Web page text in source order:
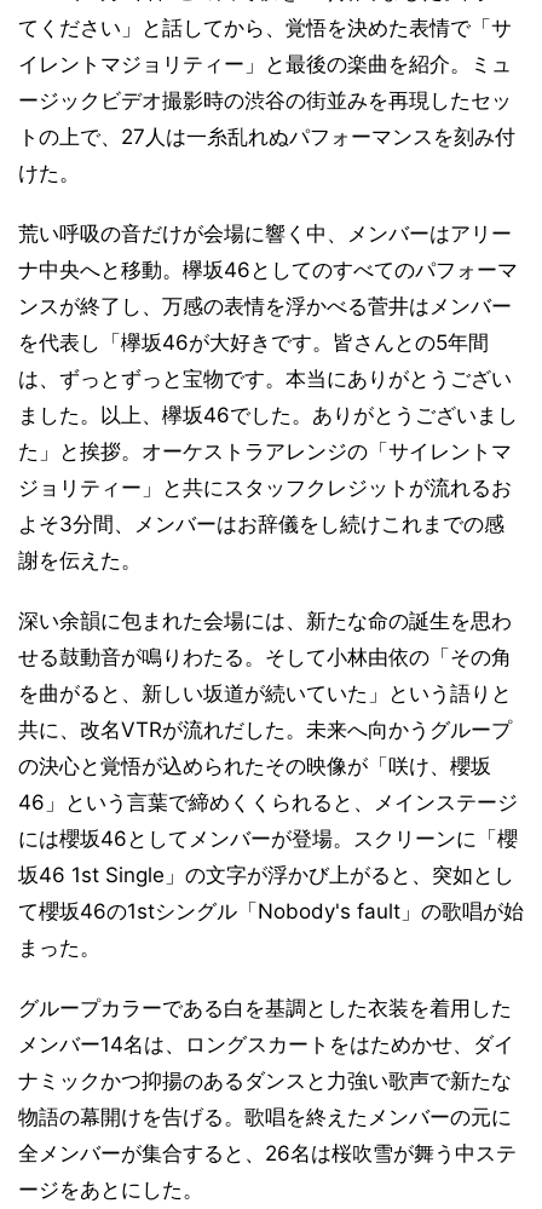
てください」と話してから、覚悟を決めた表情で「サ
イレントマジョリティー」と最後の楽曲を紹介。ミュ
ージックビデオ撮影時の渋谷の街並みを再現したセッ
トの上で、27人は一糸乱れぬパフォーマンスを刻み付
けた。
荒い呼吸の音だけが会場に響く中、メンバーはアリー
ナ中央へと移動。欅坂46としてのすべてのパフォーマ
ンスが終了し、万感の表情を浮かべる菅井はメンバー
を代表し「欅坂46が大好きです。皆さんとの5年間
は、ずっとずっと宝物です。本当にありがとうござい
ました。以上、欅坂46でした。ありがとうございまし
た」と挨拶。オーケストラアレンジの「サイレントマ
ジョリティー」と共にスタッフクレジットが流れるお
よそ3分間、メンバーはお辞儀をし続けこれまでの感
謝を伝えた。
深い余韻に包まれた会場には、新たな命の誕生を思わ
せる鼓動音が鳴りわたる。そして小林由依の「その角
を曲がると、新しい坂道が続いていた」という語りと
共に、改名VTRが流れだした。未来へ向かうグループ
の決心と覚悟が込められたその映像が「咲け、櫻坂
46」という言葉で締めくくられると、メインステージ
には櫻坂46としてメンバーが登場。スクリーンに「櫻
坂46 1st Single」の文字が浮かび上がると、突如とし
て櫻坂46の1stシングル「Nobody's fault」の歌唱が始
まった。
グループカラーである白を基調とした衣装を着用した
メンバー14名は、ロングスカートをはためかせ、ダイ
ナミックかつ抑揚のあるダンスと力強い歌声で新たな
物語の幕開けを告げる。歌唱を終えたメンバーの元に
全メンバーが集合すると、26名は桜吹雪が舞う中ステ
ージをあとにした。